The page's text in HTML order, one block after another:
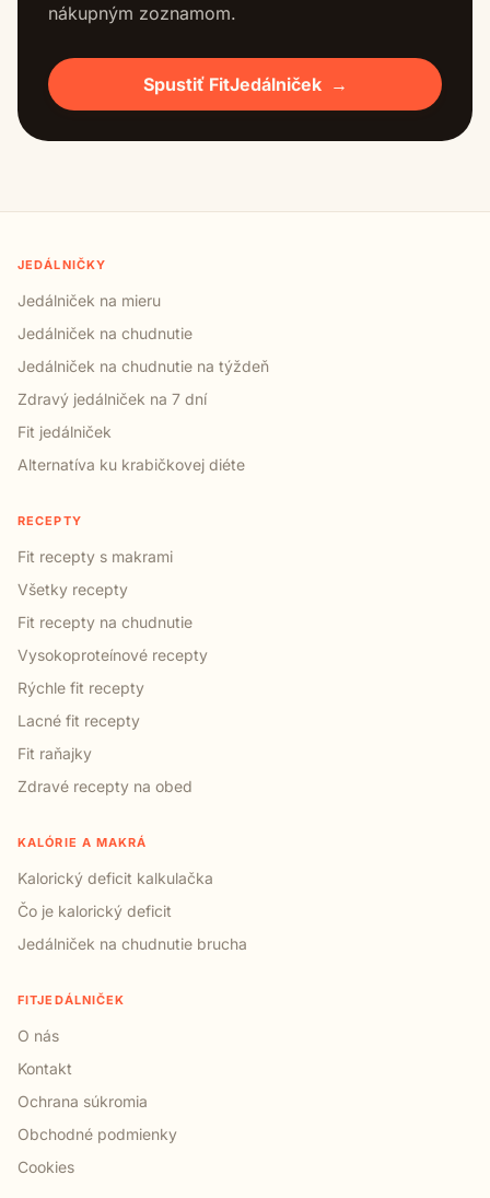
nákupným zoznamom.
Spustiť FitJedálniček →
JEDÁLNIČKY
Jedálniček na mieru
Jedálniček na chudnutie
Jedálniček na chudnutie na týždeň
Zdravý jedálniček na 7 dní
Fit jedálniček
Alternatíva ku krabičkovej diéte
RECEPTY
Fit recepty s makrami
Všetky recepty
Fit recepty na chudnutie
Vysokoproteínové recepty
Rýchle fit recepty
Lacné fit recepty
Fit raňajky
Zdravé recepty na obed
KALÓRIE A MAKRÁ
Kalorický deficit kalkulačka
Čo je kalorický deficit
Jedálniček na chudnutie brucha
FITJEDÁLNIČEK
O nás
Kontakt
Ochrana súkromia
Obchodné podmienky
Cookies